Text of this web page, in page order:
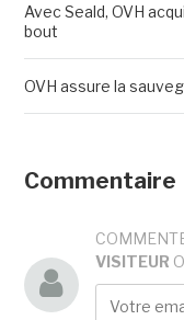
Avec Seald, OVH
bout
OVH assure la
Commentaire
VISITEUR